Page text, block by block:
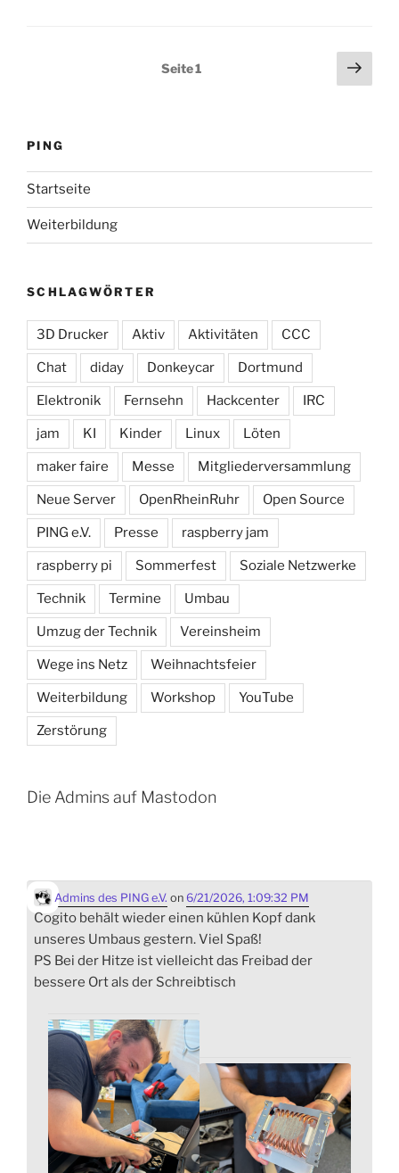
Seitennummerierung
Seite1
PING
Startseite
Weiterbildung
SCHLAGWÖRTER
3D Drucker Aktiv Aktivitäten CCC
Chat diday Donkeycar Dortmund
Elektronik Fernsehn Hackcenter IRC
jam KI Kinder Linux Löten
maker faire Messe Mitgliederversammlung
Neue Server OpenRheinRuhr Open Source
PING e.V. Presse raspberry jam
raspberry pi Sommerfest Soziale Netzwerke
Technik Termine Umbau
Umzug der Technik Vereinsheim
Wege ins Netz Weihnachtsfeier
Weiterbildung Workshop YouTube
Zerstörung
Die Admins auf Mastodon
Admins des PING e.V. on 6/21/2026, 1:09:32 PM
Cogito behält wieder einen kühlen Kopf dank
unseres Umbaus gestern. Viel Spaß!
PS Bei der Hitze ist vielleicht das Freibad der
bessere Ort als der Schreibtisch